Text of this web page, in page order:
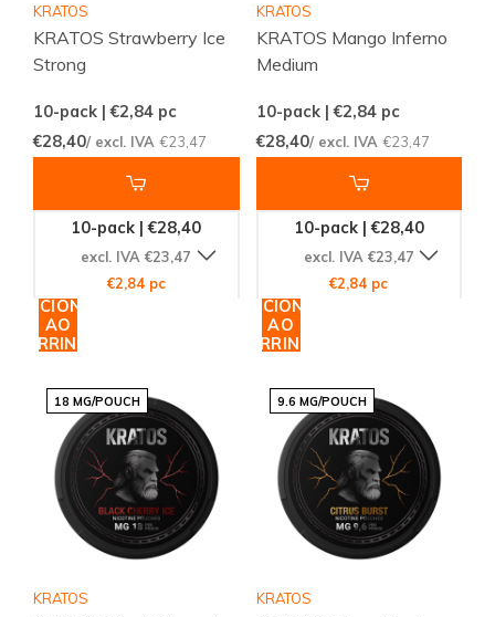
KRATOS
KRATOS Strawberry Ice
Strong
10-pack | €2,84 pc
€28,40/ excl. IVA €23,47
10-pack | €28,40
excl. IVA €23,47
€2,84 pc
ADICIONAR
AO
CARRINHO
KRATOS
KRATOS Mango Inferno
Medium
10-pack | €2,84pc
€28,40/ excl. IVA €23,47
10-pack | €28,40
excl. IVA €23,47
€2,84 pc
ADICIONAR
AO
CARRINHO
18 MG/POUCH
KRATOS
9.6 MG/POUCH
KRATOS